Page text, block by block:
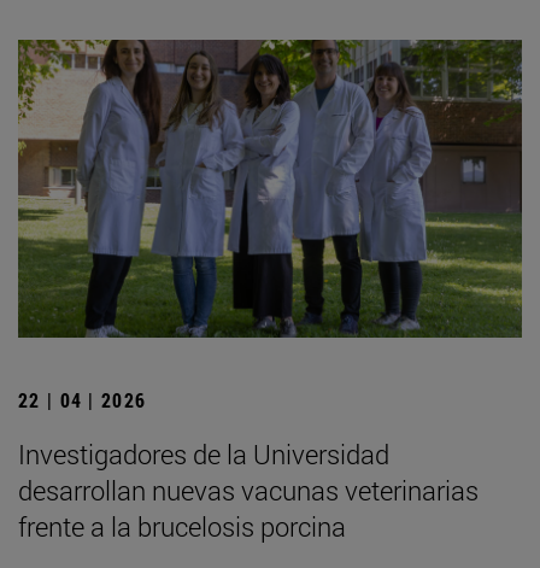
22 | 04 | 2026
Investigadores de la Universidad
desarrollan nuevas vacunas veterinarias
frente a la brucelosis porcina